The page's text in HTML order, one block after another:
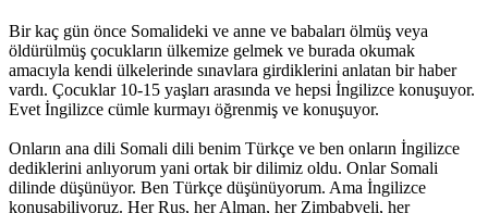
Bir kaç gün önce Somalideki ve anne ve babaları ölmüş veya
öldürülmüş çocukların ülkemize gelmek ve burada okumak
amacıyla kendi ülkelerinde sınavlara girdiklerini anlatan bir haber
vardı. Çocuklar 10-15 yaşları arasında ve hepsi İngilizce konuşuyor.
Evet İngilizce cümle kurmayı öğrenmiş ve konuşuyor.
Onların ana dili Somali dili benim Türkçe ve ben onların İngilizce
dediklerini anlıyorum yani ortak bir dilimiz oldu. Onlar Somali
dilinde düşünüyor. Ben Türkçe düşünüyorum. Ama İngilizce
konuşabiliyoruz. Her Rus, her Alman, her Zimbabveli, her